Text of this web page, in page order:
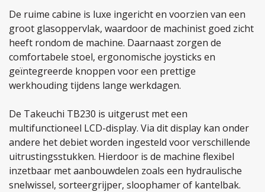
De ruime cabine is luxe ingericht en voorzien van een
groot glasoppervlak, waardoor de machinist goed zicht
heeft rondom de machine. Daarnaast zorgen de
comfortabele stoel, ergonomische joysticks en
geïntegreerde knoppen voor een prettige
werkhouding tijdens lange werkdagen.
De Takeuchi TB230 is uitgerust met een
multifunctioneel LCD-display. Via dit display kan onder
andere het debiet worden ingesteld voor verschillende
uitrustingsstukken. Hierdoor is de machine flexibel
inzetbaar met aanbouwdelen zoals een hydraulische
snelwissel, sorteergrijper, sloophamer of kantelbak.